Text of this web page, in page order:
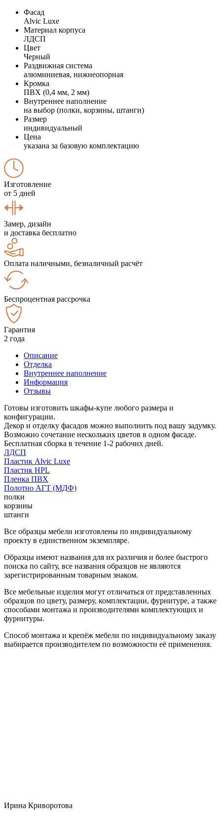
Фасад
Alvic Luxe
Материал корпуса
ЛДСП
Цвет
Черный
Раздвижная система
алюминиевая, нижнеопорная
Кромка
ПВХ (0,4 мм, 2 мм)
Внутреннее наполнение
на выбор (полки, корзины, штанги)
Размер
индивидуальный
Цена
указана за базовую комплектацию
Изготовление
от 5 дней
Замер, дизайн
и доставка бесплатно
Оплата наличными, безналичный расчёт
Беспроцентная рассрочка
Гарантия
2 года
Описание
Отделка
Внутреннее наполнение
Информация
Отзывы
Готовы изготовить шкафы-купе любого размера и
конфигурации.
Декор и отделку фасадов можно выполнить под вашу задумку.
Возможно сочетание нескольких цветов в одном фасаде.
Бесплатная сборка в течение 1-2 рабочих дней.
ЛДСП
Пластик Alvic Luxe
Пластик HPL
Пленка ПВХ
Полотно АГТ (МДФ)
полки
корзины
штанги
Все образцы мебели изготовлены по индивидуальному
проекту в единственном экземпляре.
Образцы имеют названия для их различия и более быстрого
поиска по сайту, все названия образцов не являются
зарегистрированным товарным знаком.
Все мебельные изделия могут отличаться от представленных
образцов по цвету, размеру, комплектации, фурнитуре, а также
способами монтажа и производителями комплектующих и
фурнитуры.
Способ монтажа и крепёж мебели по индивидуальному заказу
выбирается производителем по возможности её применения.
Ирина Криворотова